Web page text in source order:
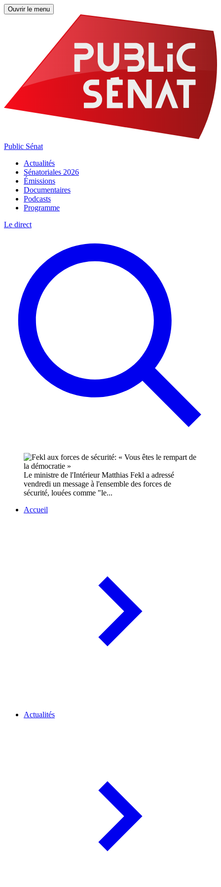
Ouvrir le menu
Public Sénat
Actualités
Sénatoriales 2026
Émissions
Documentaires
Podcasts
Programme
Le direct
Le ministre de l'Intérieur Matthias Fekl a adressé
vendredi un message à l'ensemble des forces de
sécurité, louées comme "le...
Accueil
Actualités